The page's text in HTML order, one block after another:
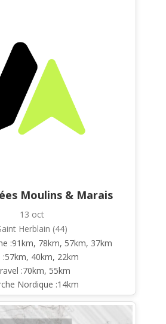
Moulins & Marais
13 oct
Herblain (44)
:91km, 78km, 57km, 37km
:57km, 40km, 22km
:70km, 55km
Nordique :14km